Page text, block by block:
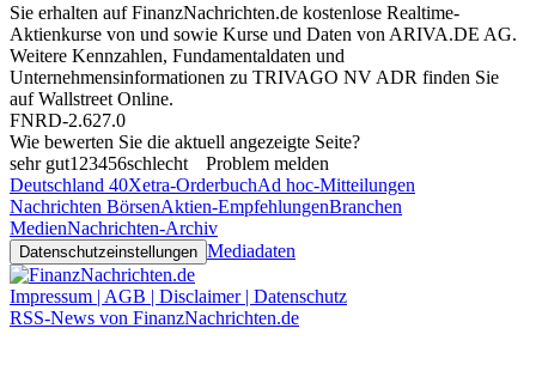
Sie erhalten auf FinanzNachrichten.de kostenlose Realtime-
Aktienkurse von und sowie Kurse und Daten von ARIVA.DE AG.
Weitere Kennzahlen, Fundamentaldaten und
Unternehmensinformationen zu TRIVAGO NV ADR finden Sie
aufWallstreet Online.
FNRD-2.627.0
Wie bewerten Sie die aktuell angezeigte Seite?
sehr gut1 23456schlecht
Problem melden
Deutschland 40Xetra-OrderbuchAd hoc-Mitteilungen
Nachrichten BörsenAktien-EmpfehlungenBranchen
MedienNachrichten-Archiv
Datenschutzeinstellungen Mediadaten
Impressum | AGB | Disclaimer | Datenschutz
RSS-News von FinanzNachrichten.de